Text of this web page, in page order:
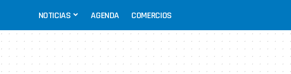
NOTICIAS AGENDA COMERCIOS